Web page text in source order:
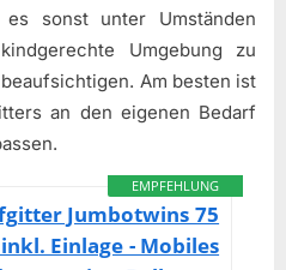
sonst unter Umständen
Umgebung zu
Am besten ist
an den eigenen Bedarf
EMPFEHLUNG
Jumbotwins 75
Einlage - Mobiles